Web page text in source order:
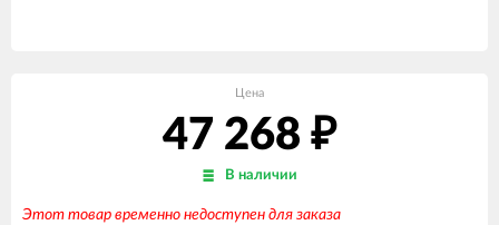
Цена
47 268 ₽
В наличии
Этот товар временно недоступен для заказа